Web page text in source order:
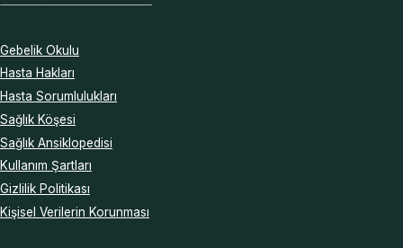
Gebelik Okulu
Hasta Hakları
Hasta Sorumlulukları
Sağlık Köşesi
Sağlık Ansiklopedisi
Kullanım Şartları
Gizlilik Politikası
Kişisel Verilerin Korunması